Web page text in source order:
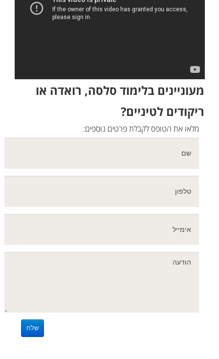
מעוניינים בלימוד סלסה, רואדה או
ריקודים לטיניים?
מלאו את הטופס לקבלת פרטים נוספים: